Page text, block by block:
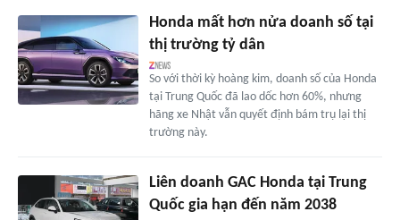
Honda mất hơn nửa doanh số tại
thị trường tỷ dân
So với thời kỳ hoàng kim, doanh số của Honda
tại Trung Quốc đã lao dốc hơn 60%, nhưng
hãng xe Nhật vẫn quyết định bám trụ lại thị
trường này.
Liên doanh GAC Honda tại Trung
Quốc gia hạn đến năm 2038